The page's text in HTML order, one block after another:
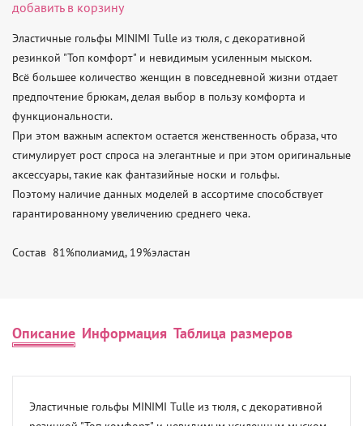
добавить в корзину
Эластичные гольфы MINIMI Tulle из тюля, с декоративной
резинкой "Топ комфорт" и невидимым усиленным мыском.
Всё большее количество женщин в повседневной жизни отдает
предпочтение брюкам, делая выбор в пользу комфорта и
функциональности.
При этом важным аспектом остается женственность образа, что
стимулирует рост спроса на элегантные и при этом оригинальные
аксессуары, такие как фантазийные носки и гольфы.
Поэтому наличие данных моделей в ассортиме способствует
гарантированному увеличению среднего чека.
Состав  81%полиамид, 19%эластан
Описание Информация Таблица размеров
Эластичные гольфы MINIMI Tulle из тюля, с декоративной